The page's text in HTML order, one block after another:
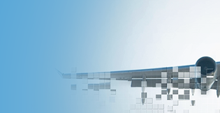
下载中心